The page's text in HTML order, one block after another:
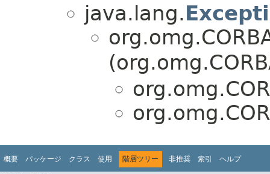
java.lang.
概要 パッケージ クラス 使用 階層ツリー 非推奨 索引 ヘルプ